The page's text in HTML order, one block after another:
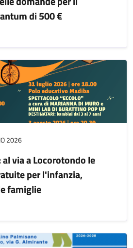
di 500 €
2026
via a Locorotondo le
per l'infanzia,
famiglie